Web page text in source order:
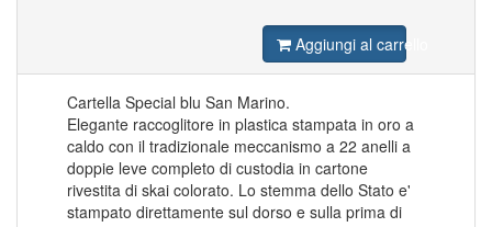
COLONIE ITALIANE ISOLE EGEO CARCHI 32
COLONIE ITALIANE ISOLE EGEO CASTELROSSO 52
COLONIE ITALIANE ISOLE EGEO LERO 31
COLONIE ITALIANE ISOLE EGEO LIPSO 30
COLONIE ITALIANE ISOLE EGEO NISIRO 27
COLONIE ITALIANE ISOLE EGEO PATMO 30
COLONIE ITALIANE ISOLE EGEO PISCOPI 26
COLONIE ITALIANE ISOLE EGEO RODI 33
COLONIE ITALIANE ISOLE EGEO SCARAPANTO 5
Aggiungi al carrello
Cartella Special blu San Marino.
Elegante raccoglitore in plastica stampata in oro a
caldo con il tradizionale meccanismo a 22 anelli a
doppie leve completo di custodia in cartone
rivestita di skai colorato. Lo stemma dello Stato e'
stampato direttamente sul dorso e sulla prima di